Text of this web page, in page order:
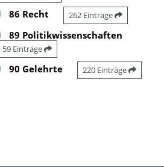
86 Recht 262 Einträge
89 Politikwissenschaften
59 Einträge
90 Gelehrte 220 Einträge